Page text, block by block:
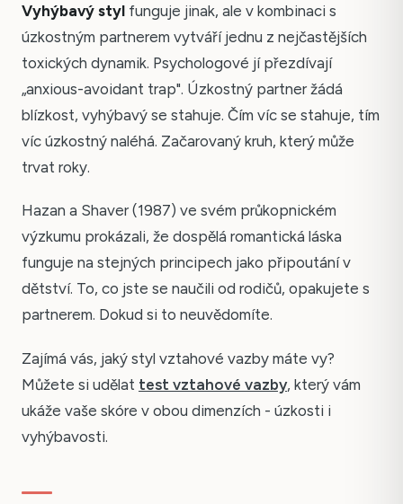
Vyhýbavý styl funguje jinak, ale v kombinaci s
úzkostným partnerem vytváří jednu z nejčastějších
toxických dynamik. Psychologové jí přezdívají
„anxious-avoidant trap". Úzkostný partner žádá
blízkost, vyhýbavý se stahuje. Čím víc se stahuje, tím
víc úzkostný naléhá. Začarovaný kruh, který může
trvat roky.
Hazan a Shaver (1987) ve svém průkopnickém
výzkumu prokázali, že dospělá romantická láska
funguje na stejných principech jako připoutání v
dětství. To, co jste se naučili od rodičů, opakujete s
partnerem. Dokud si to neuvědomíte.
Zajímá vás, jaký styl vztahové vazby máte vy?
Můžete si udělat test vztahové vazby, který vám
ukáže vaše skóre v obou dimenzích - úzkosti i
vyhýbavosti.